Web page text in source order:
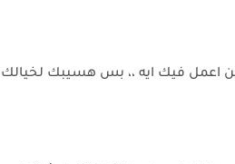
اعمل فيك ايه ،، بس هسيبك لخيالك